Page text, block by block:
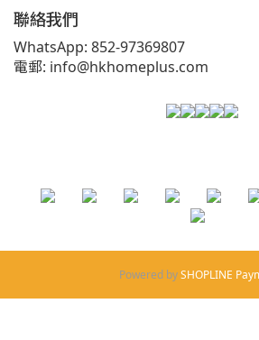
聯絡我們
WhatsApp: 852-97369807
電郵: info@hkhomeplus.com
Powered bySHOPLINE